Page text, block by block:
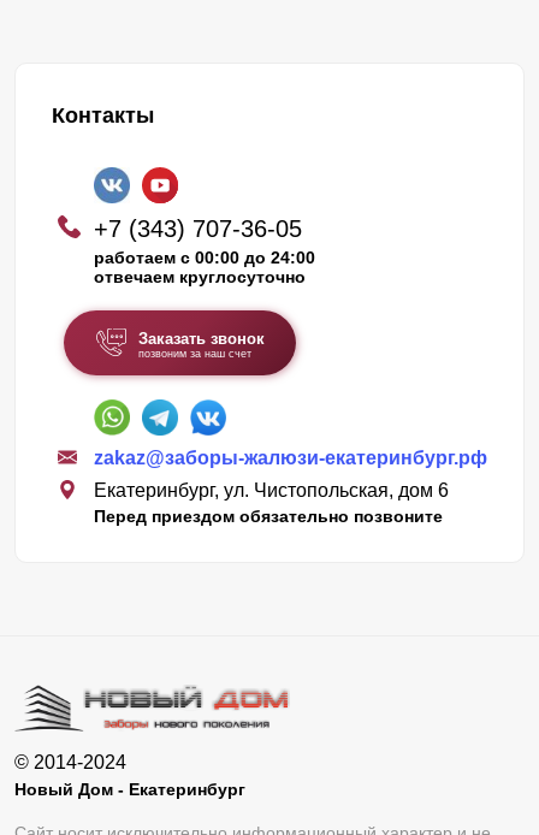
Контакты
+7 (343) 707-36-05
работаем с 00:00 до 24:00
отвечаем круглосуточно
Заказать звонок
позвоним за наш счет
zakaz@заборы-жалюзи-екатеринбург.рф
Екатеринбург, ул. Чистопольская, дом 6
Перед приездом обязательно позвоните
© 2014-2024
Новый Дом - Екатеринбург